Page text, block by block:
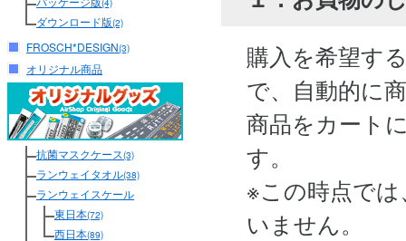
(4)
ダウンロード版(2)
FROSCH*DESIGN(3)
オリジナル商品
抗菌マスクケース(3)
ランウェイタオル(38)
ランウェイスケール
東日本(72)
西日本(89)
購入を希望す
で、自動的に
商品をカート
す。
※この時点で
いません。